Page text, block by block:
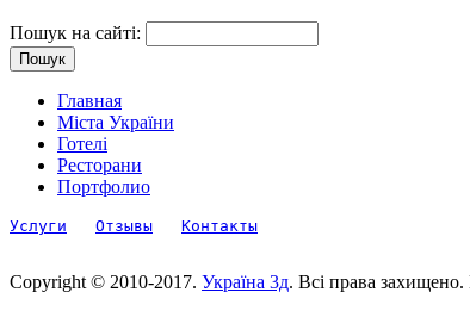
Пошук на сайті:
Главная
Міста України
Готелі
Ресторани
Портфолио
Услуги Отзывы Контакты
Copyright © 2010-2017. Україна 3д. Всі права